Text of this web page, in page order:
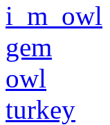
i_m_owl
gem
owl
turkey